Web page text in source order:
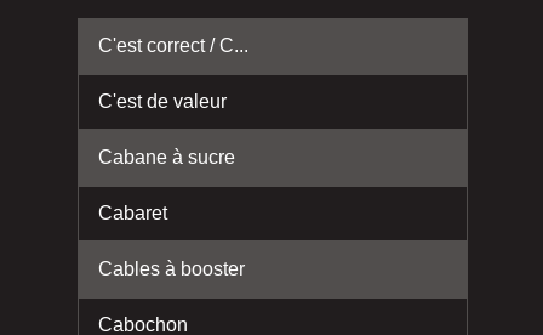
C'est correct / C...
C'est de valeur
Cabane à sucre
Cabaret
Cables à booster
Cabochon